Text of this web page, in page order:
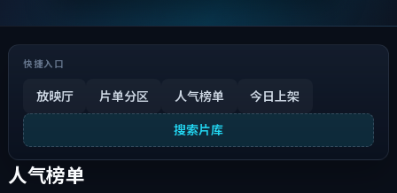
快捷入口
放映厅 片单分区 人气榜单 今日上架
搜索片库
人气榜单